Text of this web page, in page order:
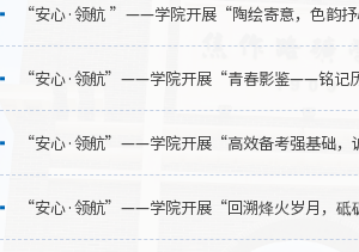
“安心·领航 ”——学院开展“陶绘寄意，色韵
“安心·领航”——学院开展“青春影鉴——铭记
“安心·领航”——学院开展“高效备考强基础，
“安心·领航”——学院开展“回溯烽火岁月，砥